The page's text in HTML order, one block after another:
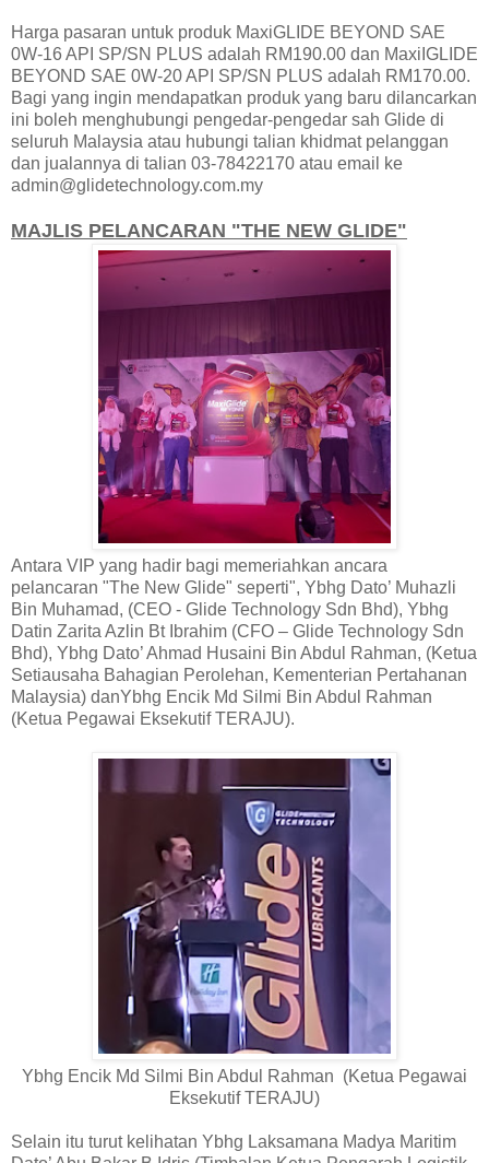
Harga pasaran untuk produk MaxiGLIDE BEYOND SAE
0W-16 API SP/SN PLUS adalah RM190.00 dan MaxiIGLIDE
BEYOND SAE 0W-20 API SP/SN PLUS adalah RM170.00.
Bagi yang ingin mendapatkan produk yang baru dilancarkan
ini boleh menghubungi pengedar-pengedar sah Glide di
seluruh Malaysia atau hubungi talian khidmat pelanggan
dan jualannya di talian 03-78422170 atau email ke
admin@glidetechnology.com.my
MAJLIS PELANCARAN "THE NEW GLIDE"
Antara VIP yang hadir bagi memeriahkan ancara
pelancaran "The New Glide" seperti", Ybhg Dato’ Muhazli
Bin Muhamad, (CEO - Glide Technology Sdn Bhd), Ybhg
Datin Zarita Azlin Bt Ibrahim (CFO – Glide Technology Sdn
Bhd), Ybhg Dato’ Ahmad Husaini Bin Abdul Rahman, (Ketua
Setiausaha Bahagian Perolehan, Kementerian Pertahanan
Malaysia) danYbhg Encik Md Silmi Bin Abdul Rahman
(Ketua Pegawai Eksekutif TERAJU).
Ybhg Encik Md Silmi Bin Abdul Rahman (Ketua Pegawai
Eksekutif TERAJU)
Selain itu turut kelihatan Ybhg Laksamana Madya Maritim